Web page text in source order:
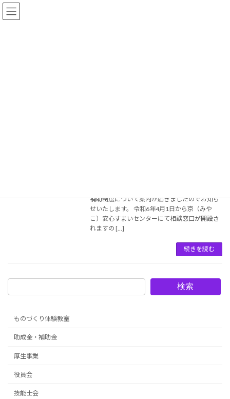
コ
ン
ナ
ビ
補助制度について案内が届きましたのでお知ら
せいたします。 令和6年4月1日から京（みや
こ）安心すまいセンターにて相談窓口が開設さ
れますの […]
続きを読む
検索
ものづくり体験教室
助成金・補助金
厚生事業
役員会
技能士会